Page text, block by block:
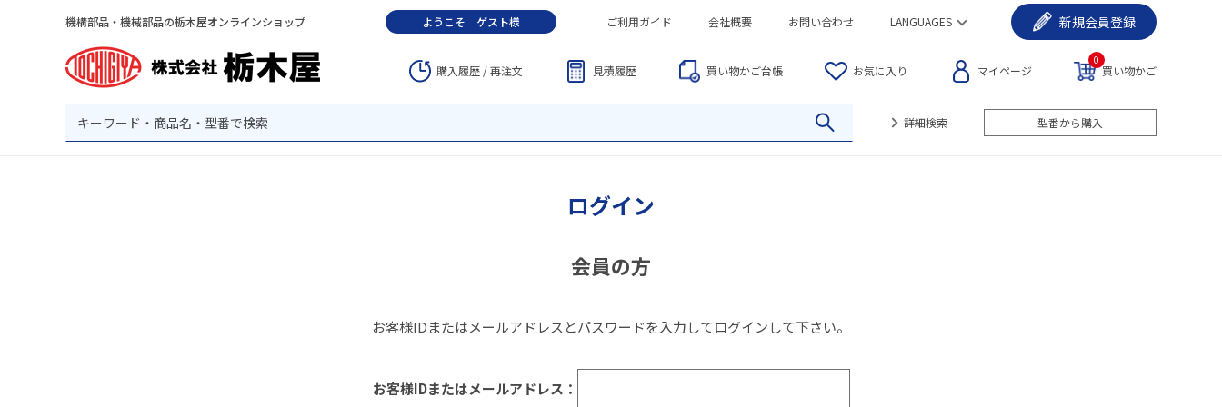
機構部品・機械部品の栃木屋オンラインショップ ようこそ ゲスト様 ご利用ガイド 会社概要 お問い合わせ LANGUAGES 新規会員登録
購入履歴 / 再注文 見積履歴 買い物かご台帳 お気に入り マイページ 買い物かご
0
詳細検索 型番から購入
ログイン
会員の方
お客様IDまたはメールアドレス とパスワードを入力してログインして下さい。
お客様IDまたはメールアドレス：